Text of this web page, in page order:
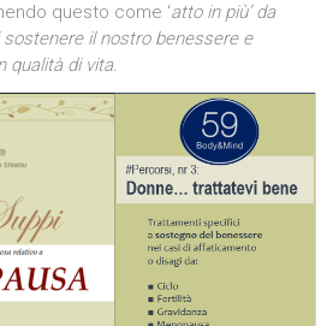
questo come ‘atto in più’ da
il nostro benessere e
qualità di vita.